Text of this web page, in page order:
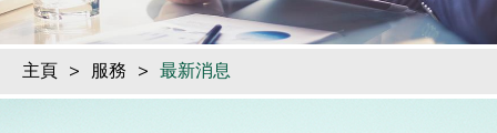
主頁 > 服務 > 最新消息